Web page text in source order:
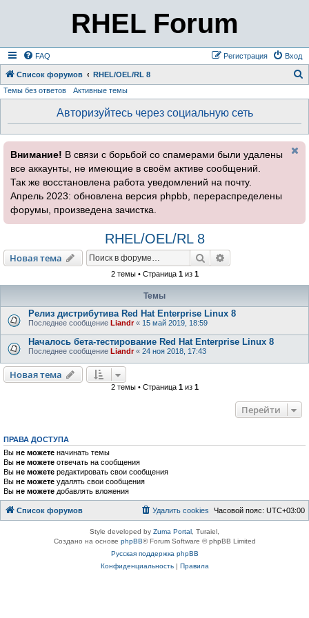
RHEL Forum
FAQ Вход
Регистрация
Список форумов RHEL/OEL/RL 8
Темы без ответов Активные темы
Авторизуйтесь через социальную сеть
Внимание! В связи с борьбой со спамерами были удалены
все аккаунты, не имеющие в своём активе сообщений.
Так же восстановлена работа уведомлений на почту.
Апрель 2023: обновлена версия phpbb, перераспределены
форумы, произведена зачистка.
RHEL/OEL/RL 8
Новая тема Поиск
2 темы • Страница 1из 1
Темы
Релиз дистрибутива Red Hat Enterprise Linux 8
Последнее сообщение Liandr« 15 май 2019, 18:59
Началось бета-тестирование Red Hat Enterprise Linux 8
Последнее сообщение Liandr« 24 ноя 2018, 17:43
Новая тема
2 темы • Страница 1из 1
Перейти
ПРАВА ДОСТУПА
Вы не можете начинать темы
Вы не можете отвечать на сообщения
Вы не можете редактировать свои сообщения
Вы не можете удалять свои сообщения
Вы не можете добавлять вложения
Список форумов Часовой пояс: UTC+03:00
Удалить cookies
Style developed by Zuma Portal , Turaiel,
Создано на основе phpBB® Forum Software © phpBB Limited
Русская поддержка phpBB
Конфиденциальность| Правила